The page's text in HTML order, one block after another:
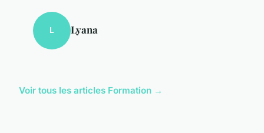
L Lyana
Voir tous les articles Formation →